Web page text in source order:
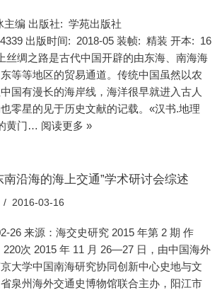
编 出版社: 学苑出版社
出版时间: 2018-05 装帧: 精装 开本: 16
丝绸之路是古代中国开辟的由东海、南海海
等等地区的贸易通道。传统中国虽然以农
国有漫长的海岸线，海洋很早就进入古人
零星的见于历史文献的记载。«汉书.地理
黄门… 阅读更多 »
南沿海的海上交通”学术研讨会综述
2016-03-16
26 来源：海交史研究 2015 年第 2 期 作
次 2015 年 11 月 26—27 日，由中国海外
大学中国南海研究协同创新中心史地与文
泉州海外交通史博物馆联合主办，阳江市